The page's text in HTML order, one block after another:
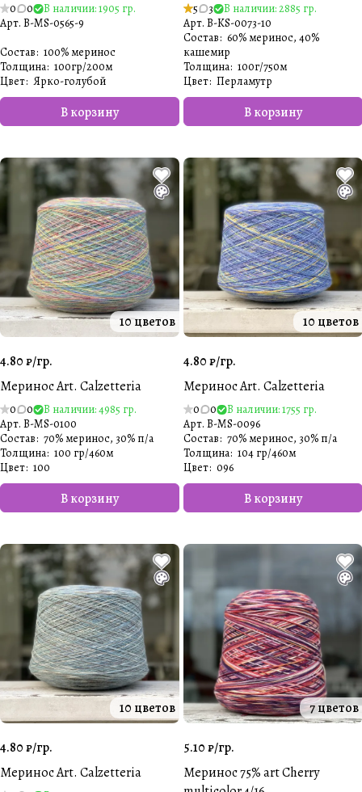
0 0
В наличии: 1905 гр.
Арт. B-MS-0565-9
В корзину
Состав: 100% меринос
Толщина: 100гр/200м
Цвет: Ярко-голубой
5 3
В наличии: 2885 гр.
Арт. B-KS-0073-10
В корзину
Состав: 60% меринос, 40%
кашемир
Толщина: 100г/750м
Цвет: Перламутр
10 цветов
4.80 ₽/гр.
Меринос Art. Calzetteria
0 0
В наличии: 4985 гр.
Арт. B-MS-0100
В корзину
Состав: 70% меринос, 30% п/а
Толщина: 100 гр/460м
Цвет: 100
10 цветов
4.80 ₽/гр.
Меринос Art. Calzetteria
0 0
В наличии: 1755 гр.
Арт. B-MS-0096
В корзину
Состав: 70% меринос, 30% п/а
Толщина: 104 гр/460м
Цвет: 096
10 цветов
4.80 ₽/гр.
Меринос Art. Calzetteria
7 цветов
5.10 ₽/гр.
Меринос 75% art Cherry